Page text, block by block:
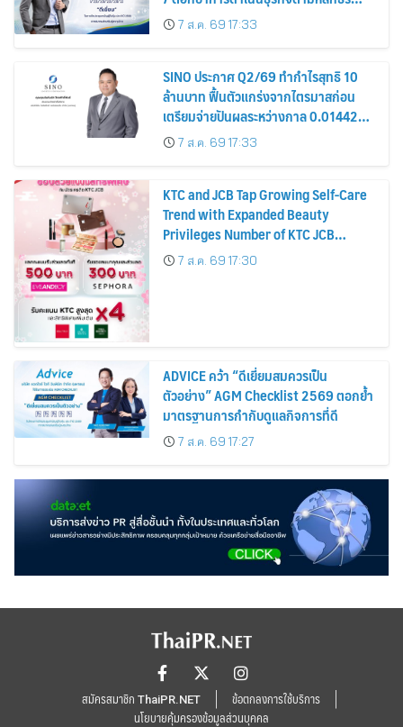
รมาภิบาล โปร่งใส สร้างความเชื่อมั่นผู้ถือ
หุ้น
7 ส.ค. 69 17:33
SINO ประกาศ Q2/69 ทำกำไรสุทธิ 10
ล้านบาท ฟื้นตัวแกร่งจากไตรมาสก่อน
เตรียมจ่ายปันผลระหว่างกาล 0.014423
บาทต่อหุ้น ครึ่งปีหลังมุ่งเติบโตต่อเนื่อง
7 ส.ค. 69 17:33
KTC and JCB Tap Growing Self-Care
Trend with Expanded Beauty
Privileges Number of KTC JCB
Cardmembers Spending on
Cosmetics Rises 26%
7 ส.ค. 69 17:30
ADVICE คว้า “ดีเยี่ยมสมควรเป็น
ตัวอย่าง” AGM Checklist 2569 ตอกย้ำ
มาตรฐานการกำกับดูแลกิจการที่ดี
7 ส.ค. 69 17:27
สมัครสมาชิก ThaiPR.NET
ข้อตกลงการใช้บริการ
นโยบายคุ้มครองข้อมูลส่วนบุคคล